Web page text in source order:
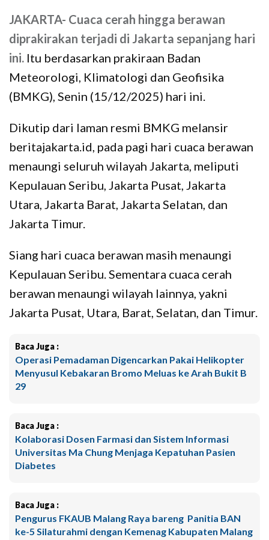
JAKARTA- Cuaca cerah hingga berawan
diprakirakan terjadi di Jakarta sepanjang hari
ini. Itu berdasarkan prakiraan Badan
Meteorologi, Klimatologi dan Geofisika
(BMKG), Senin (15/12/2025) hari ini.
Dikutip dari laman resmi BMKG melansir
beritajakarta.id, pada pagi hari cuaca berawan
menaungi seluruh wilayah Jakarta, meliputi
Kepulauan Seribu, Jakarta Pusat, Jakarta
Utara, Jakarta Barat, Jakarta Selatan, dan
Jakarta Timur.
Siang hari cuaca berawan masih menaungi
Kepulauan Seribu. Sementara cuaca cerah
berawan menaungi wilayah lainnya, yakni
Jakarta Pusat, Utara, Barat, Selatan, dan Timur.
Baca Juga :
Operasi Pemadaman Digencarkan Pakai Helikopter
Menyusul Kebakaran Bromo Meluas ke Arah Bukit B
29
Baca Juga :
Kolaborasi Dosen Farmasi dan Sistem Informasi
Universitas Ma Chung Menjaga Kepatuhan Pasien
Diabetes
Baca Juga :
Pengurus FKAUB Malang Raya bareng Panitia BAN
ke-5 Silaturahmi dengan Kemenag Kabupaten Malang